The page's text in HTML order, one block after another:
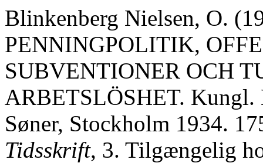
Blinkenberg Nielsen, O.
PENNINGPOLITIK,
SUBVENTIONER OCH
ARBETSLÖSHET. Kungl.
Søner, Stockholm 1934.
Tidsskrift, 3. Tilgængelig